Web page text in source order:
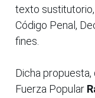
texto
Código Penal,
fines.
Dicha
Fuerza Popular